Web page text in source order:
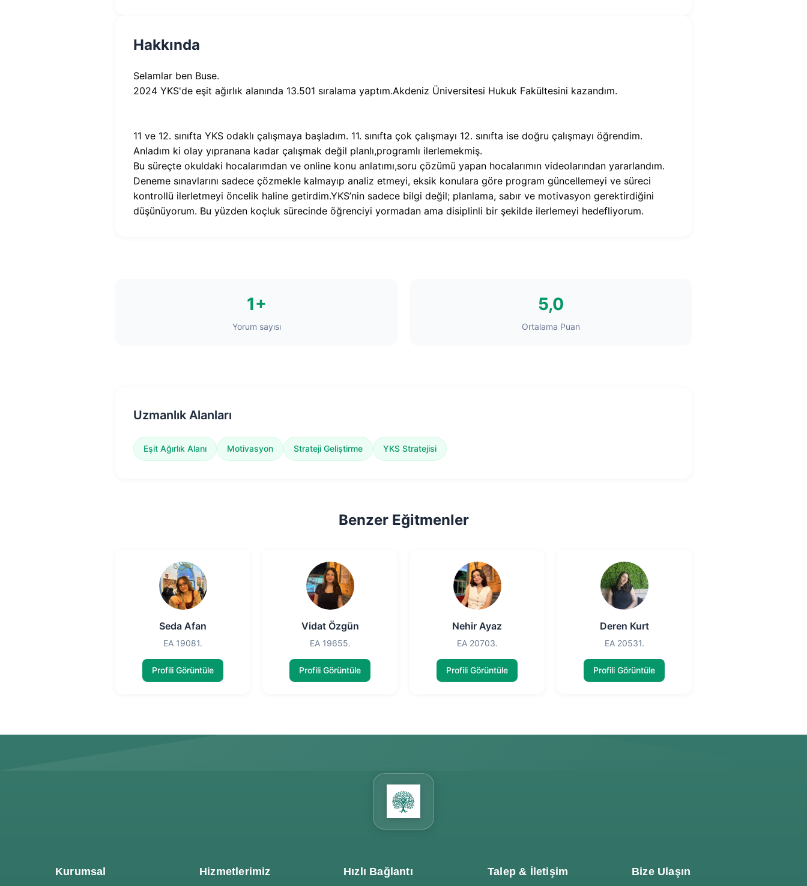
Hakkında
Selamlar ben Buse.
2024 YKS'de eşit ağırlık alanında 13.501 sıralama yaptım.Akdeniz Üniversitesi Hukuk Fakültesini kazandım.
11 ve 12. sınıfta YKS odaklı çalışmaya başladım. 11. sınıfta çok çalışmayı 12. sınıfta ise doğru çalışmayı öğrendim.
Anladım ki olay yıpranana kadar çalışmak değil planlı,programlı ilerlemekmiş.
Bu süreçte okuldaki hocalarımdan ve online konu anlatımı,soru çözümü yapan hocalarımın videolarından yararlandım.
Deneme sınavlarını sadece çözmekle kalmayıp analiz etmeyi, eksik konulara göre program güncellemeyi ve süreci
kontrollü ilerletmeyi öncelik haline getirdim.YKS’nin sadece bilgi değil; planlama, sabır ve motivasyon gerektirdiğini
düşünüyorum. Bu yüzden koçluk sürecinde öğrenciyi yormadan ama disiplinli bir şekilde ilerlemeyi hedefliyorum.
1+
Yorum sayısı
5,0
Ortalama Puan
Uzmanlık Alanları
Eşit Ağırlık Alanı Motivasyon Strateji Geliştirme YKS Stratejisi
Benzer Eğitmenler
Seda Afan
EA 19081.
Profili Görüntüle
Vidat Özgün
EA 19655.
Profili Görüntüle
Nehir Ayaz
EA 20703.
Profili Görüntüle
Deren Kurt
EA 20531.
Profili Görüntüle
Kurumsal Hizmetlerimiz Hızlı Bağlantı Talep & İletişim Bize Ulaşın